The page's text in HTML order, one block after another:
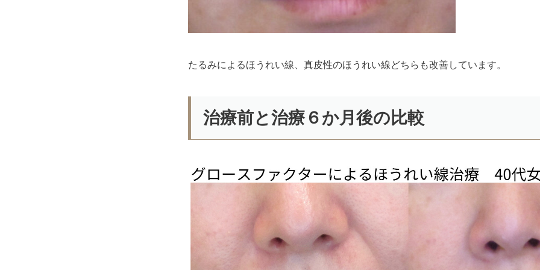
たるみによるほうれい線、真皮性のほうれい線どちらも改善しています。
治療前と治療６か月後の比較